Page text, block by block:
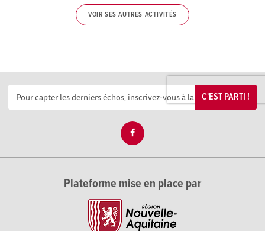
VOIR SES AUTRES ACTIVITÉS
C'EST PARTI !
Plateforme mise en place par